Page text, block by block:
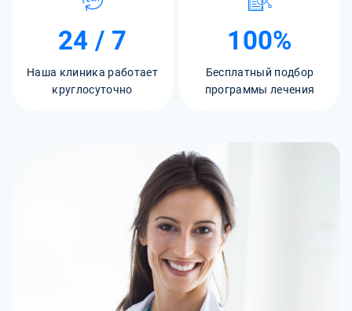
24 / 7
Наша клиника работает
круглосуточно
100%
Бесплатный подбор
программы лечения